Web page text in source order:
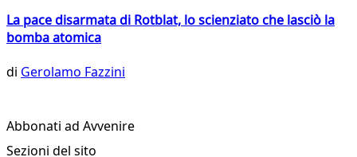
La pace disarmata di Rotblat, lo scienziato che lasciò la
bomba atomica
di Gerolamo Fazzini
Abbonati ad Avvenire
Sezioni del sito